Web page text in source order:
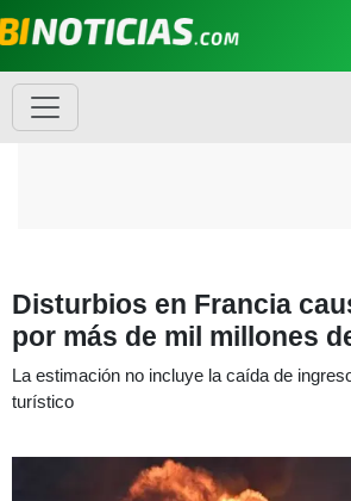
Disturbios en Francia
por más de mil millones
La estimación no incluye la caída de
turístico